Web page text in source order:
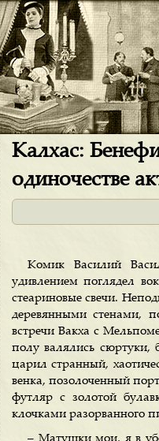
Калхас:
одиночестве
Комик Василий
удивлением поглядел
стеариновые свечи.
деревянными стенами,
встречи Вакха с
полу валялись сюртуки,
царил странный,
венка, позолоченный
футляр с золотой
клочками разорванного